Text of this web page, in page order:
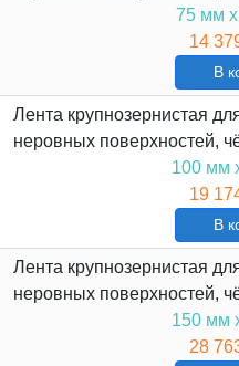
75 мм
14
В
Лента крупнозернистая
неровных поверхностей,
100 мм
19
В
Лента крупнозернистая
неровных поверхностей,
150 мм
28